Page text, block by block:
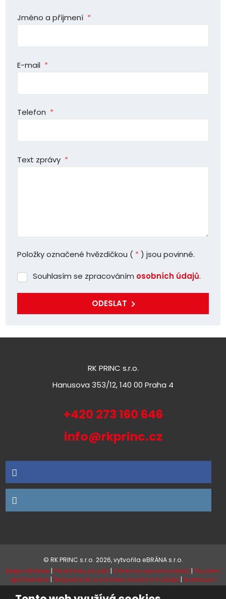
Jméno a příjmení *
E-mail *
Telefon *
Text zprávy *
Položky označené hvězdičkou ( *) jsou povinné.
Souhlasím
Souhlasím se zpracováním osobních údajů.
ODESLAT
RK PRINC s.r.o.
Hanusova 353/12, 140 00 Praha 4
+420 273 160 646
info@rkprinc.cz
© RK PRINC s.r.o. 2026, vytvořila eBRÁNA s.r.o.
Mapa stránek | Podmínky použití | Ochrana oznamovatelů | Poučení
spotřebitele | Bezpečnost a ochrana osobních údajů | Nastavení
cookies